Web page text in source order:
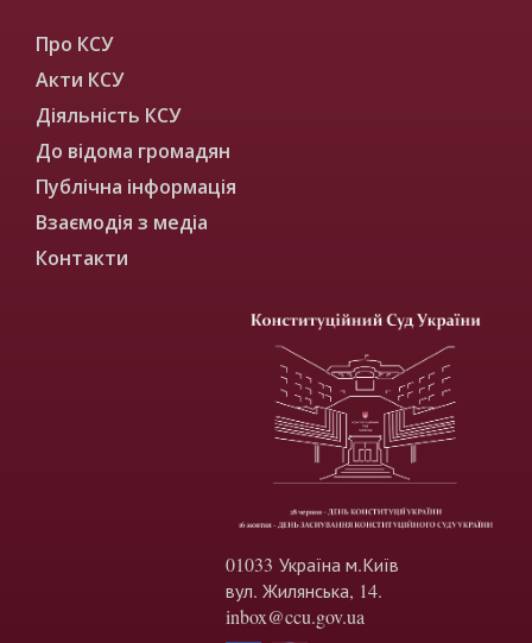
Про КСУ
Акти КСУ
Діяльність КСУ
До відома громадян
Публічна інформація
Взаємодія з медіа
Контакти
01033 Україна м.Київ
вул. Жилянська, 14.
inbox@ccu.gov.ua